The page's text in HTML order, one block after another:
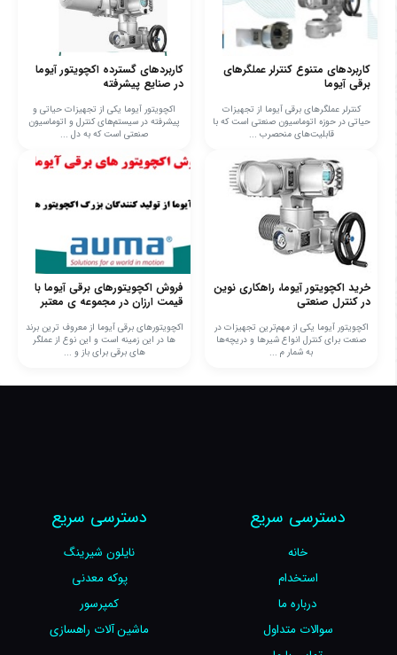
کاربردهای متنوع کنترلر عملگرهای
برقی آیوما
کنترلر عملگرهای برقی آیوما از تجهیزات
حیاتی در حوزه اتوماسیون صنعتی است که با
قابلیت‌های منحصرب ...
کاربردهای گسترده اکچویتور آیوما
در صنایع پیشرفته
اکچویتور آیوما یکی از تجهیزات حیاتی و
پیشرفته در سیستم‌های کنترل و اتوماسیون
صنعتی است که به دل ...
خرید اکچویتور آیوما، راهکاری نوین
در کنترل صنعتی
اکچویتور آیوما یکی از مهم‌ترین تجهیزات در
صنعت برای کنترل انواع شیرها و دریچه‌ها
به شمار م ...
فروش اکچویتورهای برقی آیوما با
قیمت ارزان در مجموعه ی معتبر
اکچویتورهای برقی آیوما از معروف ترین برند
ها در این زمینه است و این نوع از عملگر
های برقی برای باز و ...
دسترسی سریع
خانه
استخدام
درباره ما
سوالات متداول
دسترسی سریع
نایلون شیرینگ
پوکه معدنی
کمپرسور
ماشین آلات راهسازی